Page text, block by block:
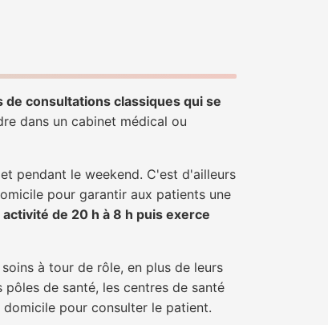
de consultations classiques qui se
dans un cabinet médical ou
pendant le weekend. C'est d'ailleurs
pour garantir aux patients une
de 20 h à 8 h puis exerce
à tour de rôle, en plus de leurs
de santé, les centres de santé
pour consulter le patient.